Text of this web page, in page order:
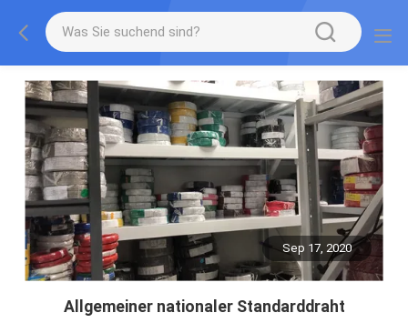
Sep 17, 2020
Allgemeiner nationaler Standarddraht